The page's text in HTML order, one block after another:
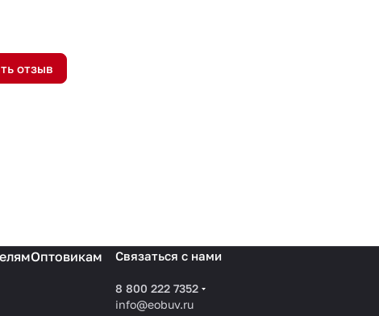
отзыв
Оптовикам
Связаться с нами
8 800 222 7352
info@eobuv.ru